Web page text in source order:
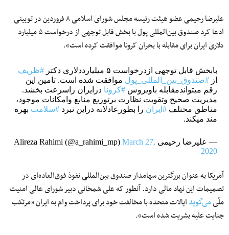
علیرضا رحیمی عضو هیئت رئیسه مجلس شورای اسلامی ۸ فروردین در توییتی
ادعا کرد صندوق بین‌المللی پول با بخش قابل توجهی از درخواست ۵ میلیارد
دلاری ایران برای مقابله با بحران کرونا موافقت کرده است».
بابخش قابل توجهی ازدرخواست ۵ میلیارددلاری دکتر
#ظریف
از #صندوق_بین_المللی_پول موافقت شده است. تامین این
رقم میتواندمقابله باویروس #کرونا درایران راسرعت بخشد.
مدیریت صحیح وتقویت نظارت برتوزیع منابع وامکانات موجود،
مناطق مختلف #ایران را بطورعادلانه دراین نبرد #سلامت بهره
مند میکند.
— علیرضا رحیمی Alireza Rahimi (@a_rahimi_mp) March 27,
2020
آمریکا به عنوان بزرگترین سهامدار صندوق بین‌‌المللی نفوذ فوق‌العاده‌ای در
تصمیمات این نهاد مالی دارد. آنطور که علی شمخانی دبیر شورای‌‌ عالی امنیت
ملّیمی‌گویدایالات متحده با مخالفت خود برای پرداخت وام به ایران «مرتکب
جنایت علیه بشریت شده است».